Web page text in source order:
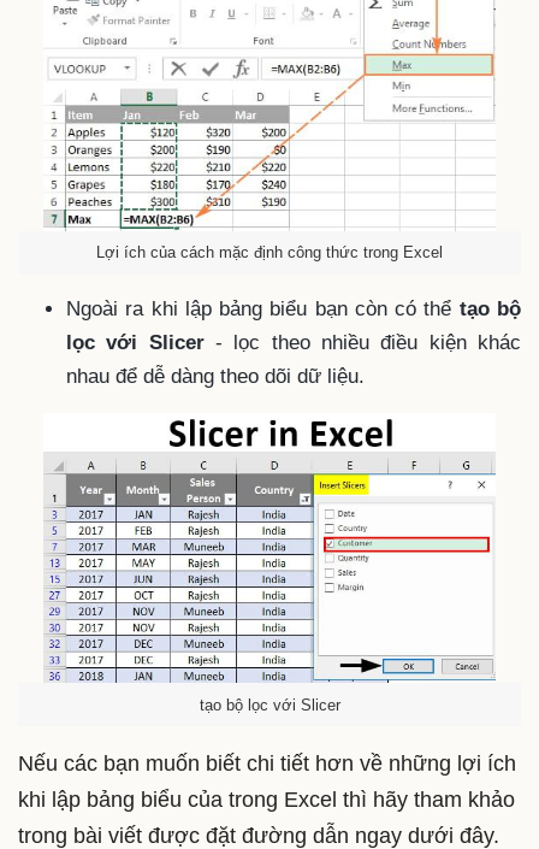
Lợi ích của cách mặc định công thức trong Excel
Ngoài ra khi lập bảng biểu bạn còn có thể tạo bộ
lọc với Slicer- lọc theo nhiều điều kiện khác
nhau để dễ dàng theo dõi dữ liệu.
tạo bộ lọc với Slicer
Nếu các bạn muốn biết chi tiết hơn về những lợi ích
khi lập bảng biểu của trong Excel thì hãy tham khảo
trong bài viết được đặt đường dẫn ngay dưới đây.